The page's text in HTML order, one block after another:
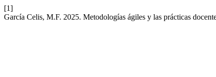
[1]
García Celis, M.F. 2025. Metodologías ágiles y las prácticas